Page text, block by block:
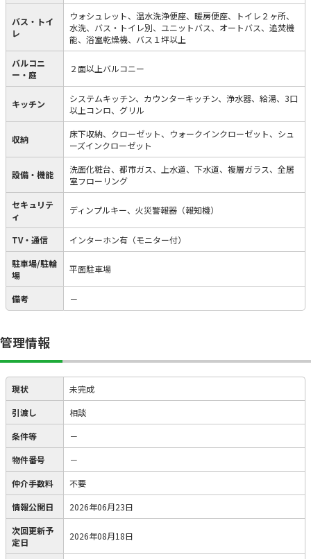
バス・トイ
レ
ウォシュレット、温水洗浄便座、暖房便座、トイレ２ヶ所、
水洗、バス・トイレ別、ユニットバス、オートバス、追焚機
能、浴室乾燥機、バス１坪以上
バルコニ
ー・庭
２面以上バルコニー
キッチン
システムキッチン、カウンターキッチン、浄水器、給湯、3口
以上コンロ、グリル
収納
床下収納、クローゼット、ウォークインクローゼット、シュ
ーズインクローゼット
設備・機能
洗面化粧台、都市ガス、上水道、下水道、複層ガラス、全居
室フローリング
セキュリテ
ィ
ディンプルキー、火災警報器（報知機）
TV・通信
インターホン有（モニター付）
駐車場/駐輪
場
平面駐車場
備考 －
管理情報
現状
未完成
引渡し
相談
条件等
－
物件番号
－
仲介手数料
不要
情報公開日
2026年06月23日
次回更新予
定日
2026年08月18日